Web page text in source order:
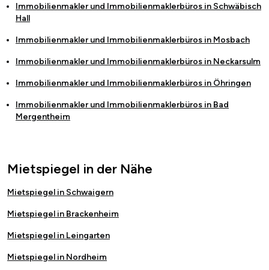
Immobilienmakler und Immobilienmaklerbüros in Schwäbisch
Hall
Immobilienmakler und Immobilienmaklerbüros in Mosbach
Immobilienmakler und Immobilienmaklerbüros in Neckarsulm
Immobilienmakler und Immobilienmaklerbüros in Öhringen
Immobilienmakler und Immobilienmaklerbüros in Bad
Mergentheim
Mietspiegel in der Nähe
Mietspiegel in Schwaigern
Mietspiegel in Brackenheim
Mietspiegel in Leingarten
Mietspiegel in Nordheim